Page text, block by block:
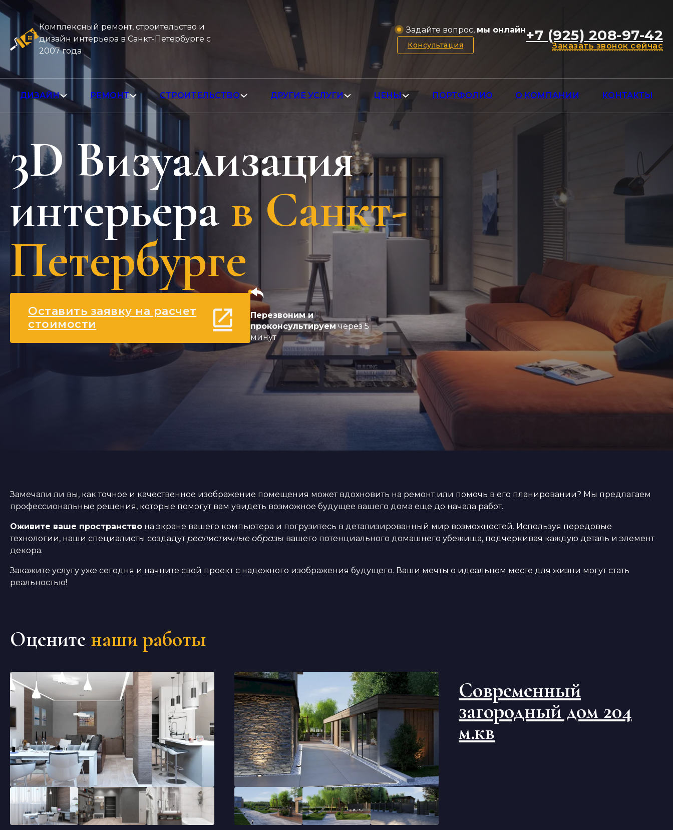
Комплексный ремонт, строительство и
дизайн интерьера в Санкт-Петербурге с
2007 года
Задайте вопрос, мы онлайн
Консультация
+7 (925) 208-97-42
Заказать звонок сейчас
ДИЗАЙН РЕМОНТ СТРОИТЕЛЬСТВО ДРУГИЕ УСЛУГИ ЦЕНЫ ПОРТФОЛИО О КОМПАНИИ КОНТАКТЫ
3D Визуализация
интерьера в Санкт-
Петербурге
Оставить заявку на расчет
стоимости
Перезвоним и
проконсультируемчерез 5
минут
Замечали ли вы, как точное и качественное изображение помещения может вдохновить на ремонт или помочь в его планировании? Мы предлагаем
профессиональные решения, которые помогут вам увидеть возможное будущее вашего дома еще до начала работ.
Оживите ваше пространство на экране вашего компьютера и погрузитесь в детализированный мир возможностей. Используя передовые
технологии, наши специалисты создадутреалистичные образы вашего потенциального домашнего убежища, подчеркивая каждую деталь и элемент
декора.
Закажите услугу уже сегодня и начните свой проект с надежного изображения будущего. Ваши мечты о идеальном месте для жизни могут стать
реальностью!
Оцените наши работы
Современный
загородный дом 204
м.кв